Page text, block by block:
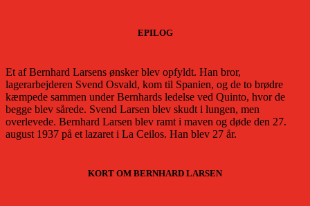
EPILOG
Et af Bernhard Larsens ønsker blev opfyldt. Han bror,
lagerarbejderen Svend Osvald, kom til Spanien, og de to brødre
kæmpede sammen under Bernhards ledelse ved Quinto, hvor de
begge blev sårede. Svend Larsen blev skudt i lungen, men
overlevede. Bernhard Larsen blev ramt i maven og døde den 27.
august 1937 på et lazaret i La Ceilos. Han blev 27 år.
KORT OM BERNHARD LARSEN